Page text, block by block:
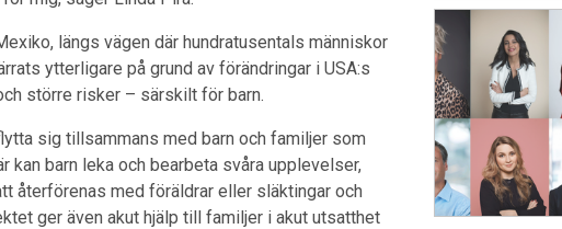
längs vägen där hundratusentals människor
ytterligare på grund av förändringar i USA:s
större risker – särskilt för barn.
sig tillsammans med barn och familjer som
kan barn leka och bearbeta svåra upplevelser,
återförenas med föräldrar eller släktingar och
ger även akut hjälp till familjer i akut utsatthet